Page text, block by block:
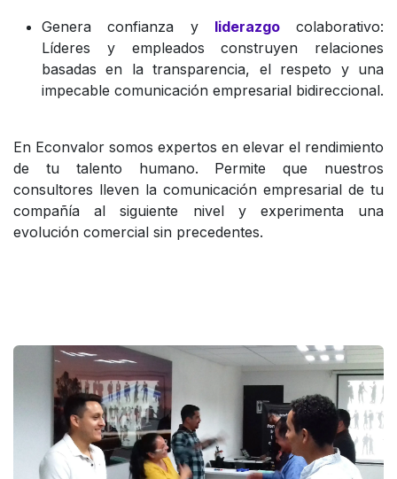
Genera confianza y liderazgocolaborativo:
Líderes y empleados construyen relaciones
basadas en la transparencia, el respeto y una
impecable comunicación empresarial bidireccional.
En Econvalor somos expertos en elevar el rendimiento
de tu talento humano. Permite que nuestros
consultores lleven la comunicación empresarial de tu
compañía al siguiente nivel y experimenta una
evolución comercial sin precedentes.